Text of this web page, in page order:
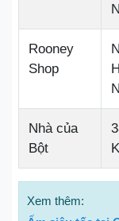
Rooney
Shop
Nhà của
Bột
Xem thêm: